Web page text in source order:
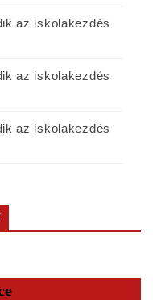
az iskolakezdés
az iskolakezdés
az iskolakezdés